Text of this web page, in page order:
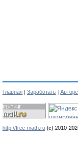
Главная | Заработать |
http://free-math.ru (с) 2010-